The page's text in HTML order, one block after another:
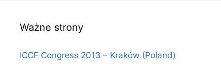
Ważne strony
ICCF Congress 2013 – Kraków (Poland)